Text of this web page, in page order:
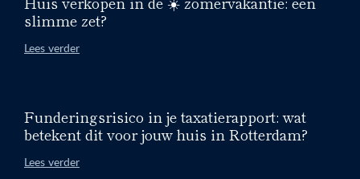
slimme zet?
Lees verder
Funderingsrisico in je taxatierapport: wat
betekent dit voor jouw huis in Rotterdam?
Lees verder